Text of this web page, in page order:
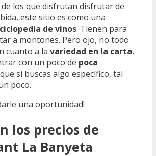
los que disfrutan disfrutar de
este sitio es como una
de vinos. Tienen para
a montones. Pero ojo, no todo
cuanto a la variedad en la carta,
con un poco de poca
si buscas algo específico, tal
poco.
una oportunidad!
los precios de
La Banyeta